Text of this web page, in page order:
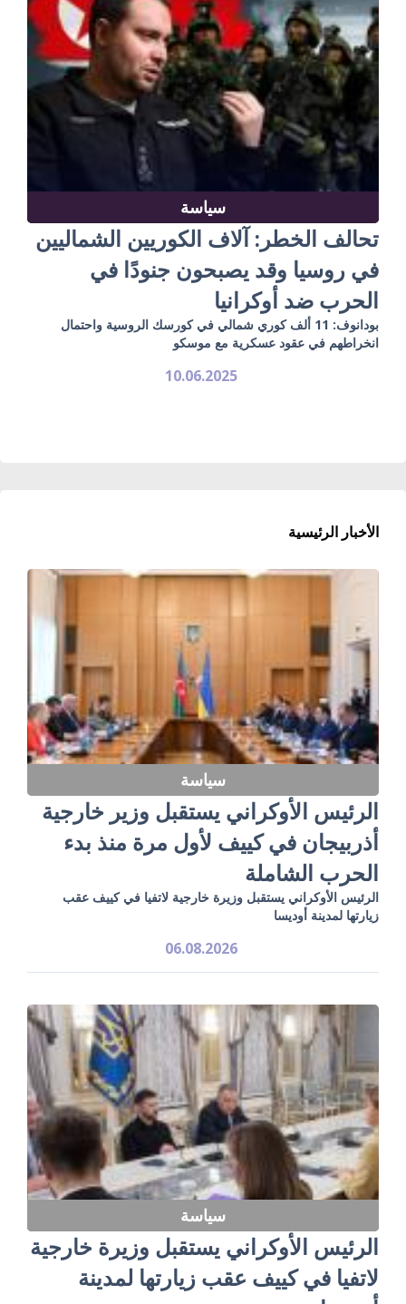
سياسة
تحالف الخطر: آلاف الكوريين الشماليين
في روسيا وقد يصبحون جنودًا في
الحرب ضد أوكرانيا
بودانوف: 11 ألف كوري شمالي في كورسك الروسية واحتمال
انخراطهم في عقود عسكرية مع موسكو
10.06.2025
الأخبار الرئيسية
سياسة
الرئيس الأوكراني يستقبل وزير خارجية
أذربيجان في كييف لأول مرة منذ بدء
الحرب الشاملة
الرئيس الأوكراني يستقبل وزيرة خارجية لاتفيا في كييف عقب
زيارتها لمدينة أوديسا
06.08.2026
سياسة
الرئيس الأوكراني يستقبل وزيرة خارجية
لاتفيا في كييف عقب زيارتها لمدينة